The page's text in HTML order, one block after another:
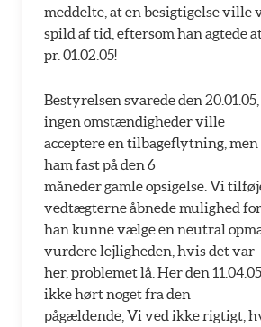
meddelte, at en besigtigelse ville
spild af tid, eftersom han agtede
pr. 01.02.05!
Bestyrelsen svarede den
ingen omstændigheder ville
acceptere en tilbageflytning, men
ham fast på den 6
måneder gamle opsigelse. Vi
vedtægterne åbnede mulighed
han kunne vælge en neutral
vurdere lejligheden, hvis det var
her, problemet lå. Her den
ikke hørt noget fra den
pågældende, Vi ved ikke rigtigt,